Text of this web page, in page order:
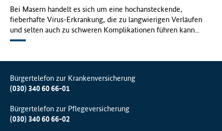
h
e
i
t
M
G
Bei Masern handelt es sich um eine hochansteckende,
fieberhafte Virus-Erkrankung, die zu langwierigen Verläufen
und selten auch zu schweren Komplikationen führen kann...
Bürgertelefon zur Krankenversicherung
(030) 340 60 66-01
Bürgertelefon zur Pflegeversicherung
(030) 340 60 66-02